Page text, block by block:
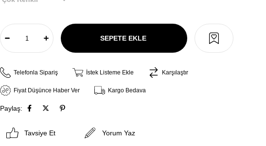
Telefonla Sipariş İstek Listeme Ekle Karşılaştır
Fiyat Düşünce Haber Ver Kargo Bedava
Paylaş:
Tavsiye Et Yorum Yaz